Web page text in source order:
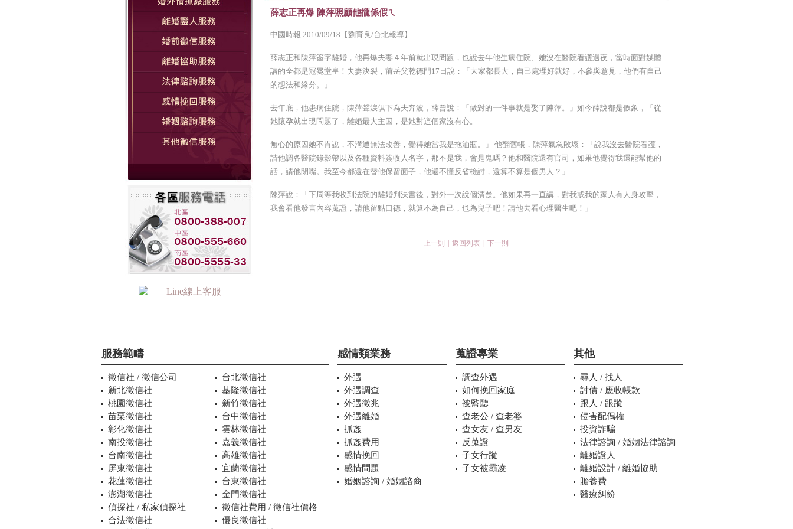
薛志正再爆 陳萍照顧他攏係假ㄟ
中國時報 2010/09/18【劉育良/台北報導】
薛志正和陳萍簽字離婚，他再爆夫妻４年前就出現問題，也說去年他生病住院、她沒在醫院看護過夜，當時面對媒體
講的全都是冠冕堂皇！夫妻決裂，前岳父乾德門17日說：「大家都長大，自己處理好就好，不參與意見，他們有自己
的想法和緣分。」
去年底，他患病住院，陳萍聲淚俱下為夫奔波，薛曾說：「做對的一件事就是娶了陳萍。」如今薛說都是假象，「從
她懷孕就出現問題了，離婚最大主因，是她對這個家沒有心。
無心的原因她不肯說，不溝通無法改善，覺得她當我是拖油瓶。」 他翻舊帳，陳萍氣急敗壞：「說我沒去醫院看護，
請他調各醫院錄影帶以及各種資料簽收人名字，那不是我，會是鬼嗎？他和醫院還有官司，如果他覺得我還能幫他的
話，請他閉嘴。我至今都還在替他保留面子，他還不懂反省檢討，還算不算是個男人？」
陳萍說：「下周等我收到法院的離婚判決書後，對外一次說個清楚。他如果再一直講，對我或我的家人有人身攻擊，
我會看他發言內容蒐證，請他留點口德，就算不為自己，也為兒子吧！請他去看心理醫生吧！」
上一則 返回列表 下一則
服務範疇
徵信社 / 徵信公司
台北徵信社
新北徵信社
基隆徵信社
桃園徵信社
新竹徵信社
苗栗徵信社
台中徵信社
彰化徵信社
雲林徵信社
南投徵信社
嘉義徵信社
台南徵信社
高雄徵信社
屏東徵信社
宜蘭徵信社
花蓮徵信社
台東徵信社
澎湖徵信社
金門徵信社
偵探社 / 私家偵探社
徵信社費用 / 徵信社價格
合法徵信社
優良徵信社
感情類業務
外遇
外遇調查
外遇徵兆
外遇離婚
抓姦
抓姦費用
感情挽回
感情問題
婚姻諮詢 / 婚姻諮商
蒐證專業
調查外遇
如何挽回家庭
被監聽
查老公 / 查老婆
查女友 / 查男友
反蒐證
子女行蹤
子女被霸凌
其他
尋人 / 找人
討債 / 應收帳款
跟人 / 跟蹤
侵害配偶權
投資詐騙
法律諮詢 / 婚姻法律諮詢
離婚證人
離婚設計 / 離婚協助
贍養費
醫療糾紛